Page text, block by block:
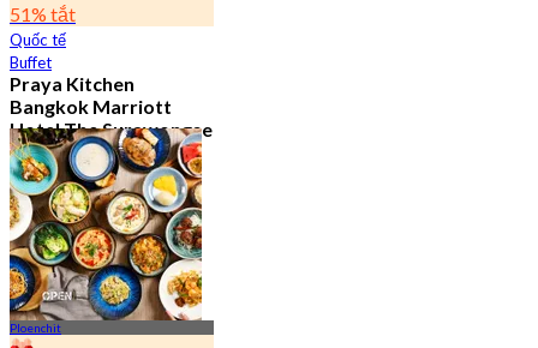
51% tắt
Quốc tế
Buffet
Praya Kitchen
Bangkok Marriott
Hotel The Surawongse
4.7
5.7K Đã đặt chỗ
Từ฿ 498
Ploenchit